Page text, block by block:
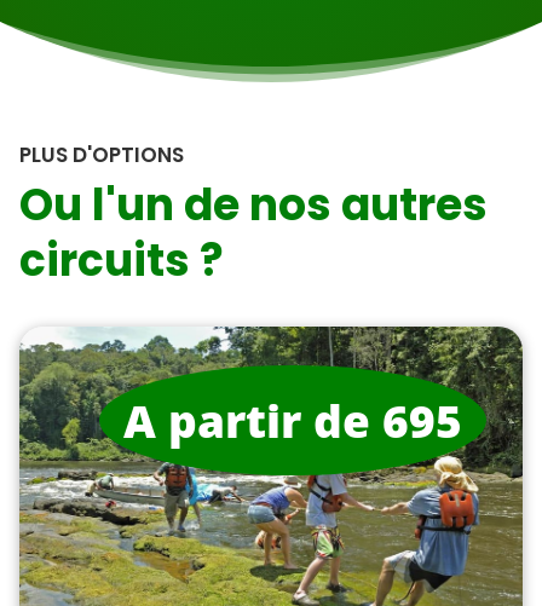
PLUS D'OPTIONS
Ou l'un de nos autres
circuits ?
A partir de 695